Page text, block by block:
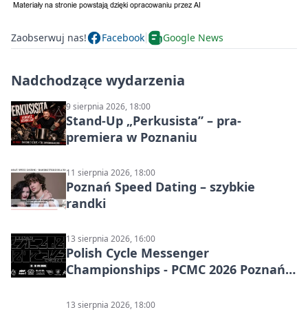
Zaobserwuj nas! Facebook Google News
Nadchodzące wydarzenia
9 sierpnia 2026, 18:00
Stand-Up „Perkusista” – pra-
premiera w Poznaniu
11 sierpnia 2026, 18:00
Poznań Speed Dating – szybkie
randki
13 sierpnia 2026, 16:00
Polish Cycle Messenger
Championships - PCMC 2026 Poznań:
13 sierpnia 2026, 18:00